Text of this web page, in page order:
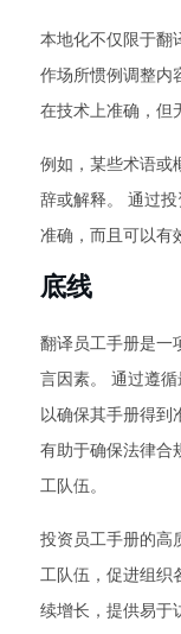
本地化不仅限于翻
作场所惯例调整内
在技术上准确，但
例如，某些术语或
辞或解释。 通过
准确，而且可以有
底线
翻译员工手册是一
言因素。 通过遵
以确保其手册得到
有助于确保法律合
工队伍。
投资员工手册的高
工队伍，促进组织
续增长，提供易于